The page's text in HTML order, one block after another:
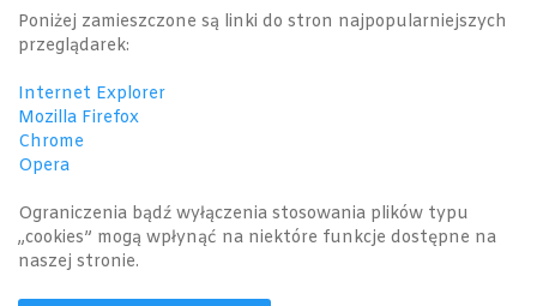
Poniżej zamieszczone są linki do stron najpopularniejszych
przeglądarek:
Internet Explorer
Mozilla Firefox
Chrome
Opera
Ograniczenia bądź wyłączenia stosowania plików typu
„cookies” mogą wpłynąć na niektóre funkcje dostępne na
naszej stronie.